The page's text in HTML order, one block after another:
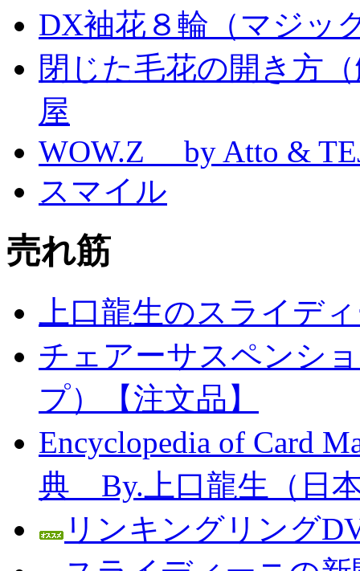
DX袖花８輪（マジッ
閉じた毛花の開き方
屋
WOW.Z by Atto &
スマイル
売れ筋
上口龍生のスライデ
チェアーサスペンシ
プ）【注文品】
Encyclopedia of Card
典 By.上口龍生（日
リンキングリング